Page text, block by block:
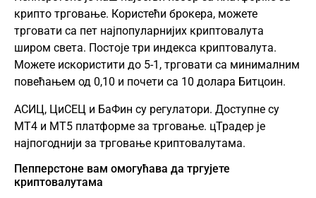
крипто трговање. Користећи брокера, можете
трговати са пет најпопуларнијих криптовалута
широм света. Постоје три индекса криптовалута.
Можете искористити до 5-1, трговати са минималним
повећањем од 0,10 и почети са 10 долара Битцоин.
АСИЦ, ЦиСЕЦ и БаФин су регулатори. Доступне су
МТ4 и МТ5 платформе за трговање. цТрадер је
најпогоднији за трговање криптовалутама.
Пепперстоне вам омогућава да тргујете
криптовалутама